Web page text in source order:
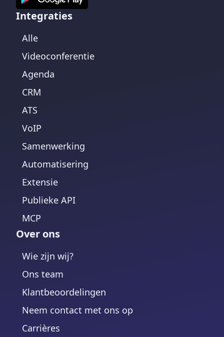
Integraties
Alle
Videoconferentie
Agenda
CRM
ATS
VoIP
Samenwerking
Automatisering
Extensie
Publieke API
MCP
Over ons
Wie zijn wij?
Ons team
Klantbeoordelingen
Neem contact met ons op
Carrières